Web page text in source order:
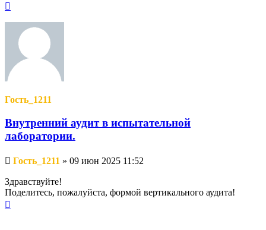
началу
Гость_1211
Внутренний аудит в испытательной
лаборатории.
Непрочитанное
сообщение
Гость_1211 » 09 июн 2025 11:52
Здравствуйте!
Поделитесь, пожалуйста, формой вертикального аудита!